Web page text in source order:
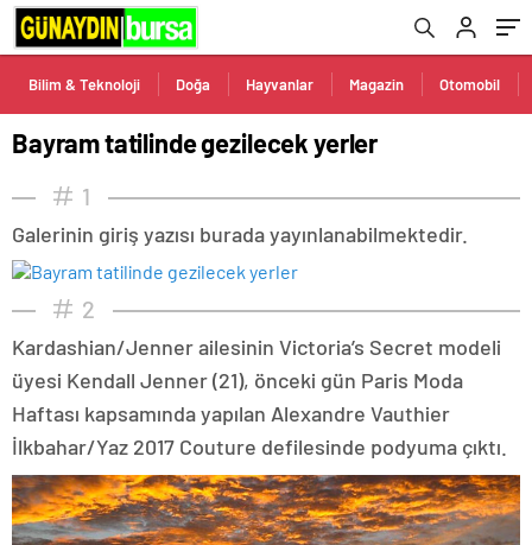
Bilim & Teknoloji Doğa Hayvanlar Magazin Otomobil
Bayram tatilinde gezilecek yerler
1
Galerinin giriş yazısı burada yayınlanabilmektedir.
2
Kardashian/Jenner ailesinin Victoria’s Secret modeli
üyesi Kendall Jenner (21), önceki gün Paris Moda
Haftası kapsamında yapılan Alexandre Vauthier
İlkbahar/Yaz 2017 Couture defilesinde podyuma çıktı.